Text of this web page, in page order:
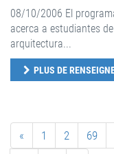
08/10/2006 El
acerca a estudiantes
arquitectura...
PLUS DE
« 1 2 69